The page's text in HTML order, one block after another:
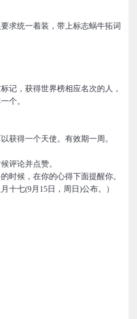
求统一着装，带上标志蜗牛拓词
记，获得世界榜相应名次的人，
个。
获得一个天使。有效期一周。
评论并点赞。
时候，在你的心得下面提醒你。
十七(9月15日，周日)公布。）